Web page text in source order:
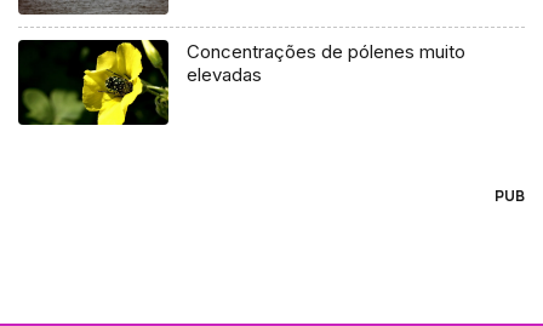
Concentrações de pólenes muito
elevadas
PUB